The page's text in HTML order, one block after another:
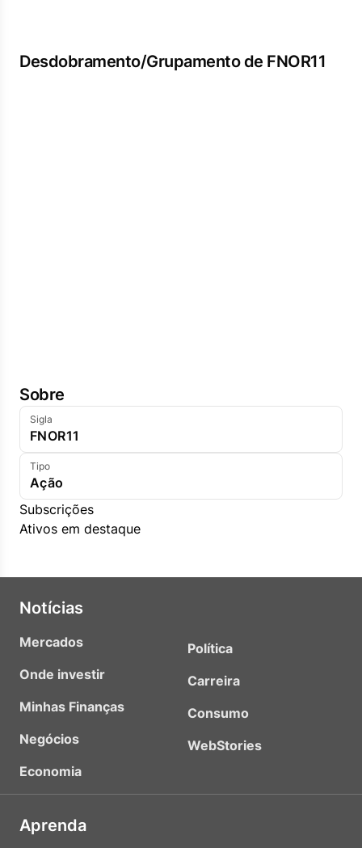
Desdobramento/Grupamento de FNOR11
Sobre
Sigla
FNOR11
Tipo
Ação
Subscrições
Ativos em destaque
Notícias
Mercados
Onde investir
Minhas Finanças
Negócios
Economia
Política
Carreira
Consumo
WebStories
Aprenda